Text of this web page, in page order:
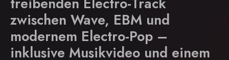
zwischen Wave, EBM und
modernem Electro-Pop –
inklusive Musikvideo und einem